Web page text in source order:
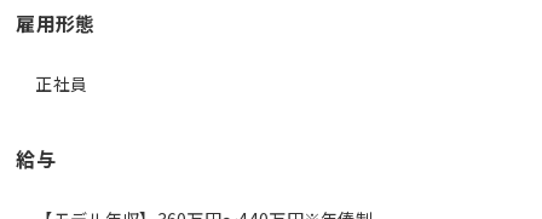
雇用形態
正社員
給与